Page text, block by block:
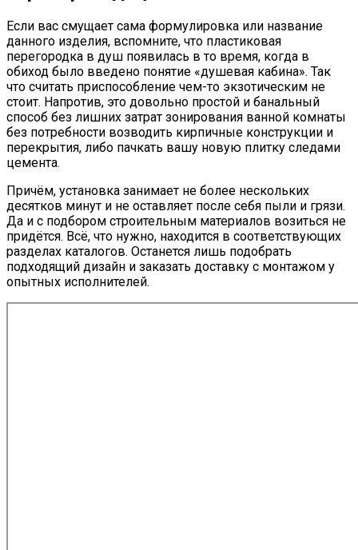
Если вас смущает сама формулировка или название
данного изделия, вспомните, что пластиковая
перегородка в душ появилась в то время, когда в
обиход было введено понятие «душевая кабина». Так
что считать приспособление чем-то экзотическим не
стоит. Напротив, это довольно простой и банальный
способ без лишних затрат зонирования ванной комнаты
без потребности возводить кирпичные конструкции и
перекрытия, либо пачкать вашу новую плитку следами
цемента.
Причём, установка занимает не более нескольких
десятков минут и не оставляет после себя пыли и грязи.
Да и с подбором строительным материалов возиться не
придётся. Всё, что нужно, находится в соответствующих
разделах каталогов. Останется лишь подобрать
подходящий дизайн и заказать доставку с монтажом у
опытных исполнителей.